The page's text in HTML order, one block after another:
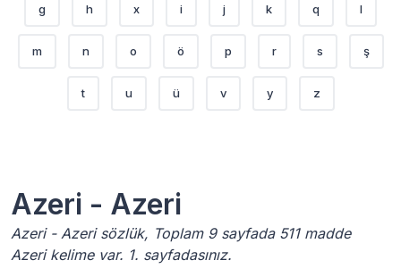
g h x i j k q l
m n o ö p r s ş
t u ü v y z
Azeri - Azeri
Azeri - Azeri sözlük, Toplam 9 sayfada 511 madde
Azeri kelime var. 1. sayfadasınız.